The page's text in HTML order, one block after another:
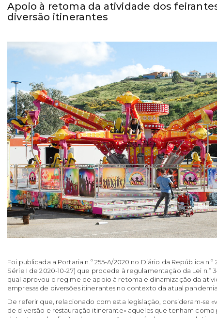
Apoio à retoma da atividade dos
diversão itinerantes
Foi publicada a Portaria n.º 255-A/2020 no Diário da República n.º
Série I de 2020-10-27) que procede à regulamentação da Lei n.º
qual aprovou o regime de apoio à retoma e dinamização da
empresas de diversões itinerantes no contexto da atual
De referir que, relacionado com esta legislação, consideram-se
de diversão e restauração itinerante» aqueles que tenham